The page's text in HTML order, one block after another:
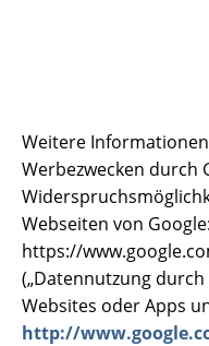
Weitere
Werbezwecken durch
Webseiten von Google:
https://
(„Datennutzung
Websites oder Apps
http://